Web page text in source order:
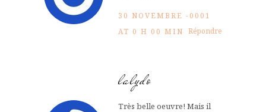
30 NOVEMBRE -0001
AT 0 H 00 MIN Répondre
lalydo
Très belle oeuvre! Mais il